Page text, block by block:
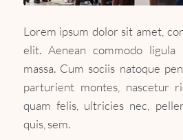
Lorem ipsum dolor sit amet,
elit. Aenean commodo ligula
massa. Cum sociis natoque
parturient montes, nascetur
quam felis, ultricies nec,
quis, sem.